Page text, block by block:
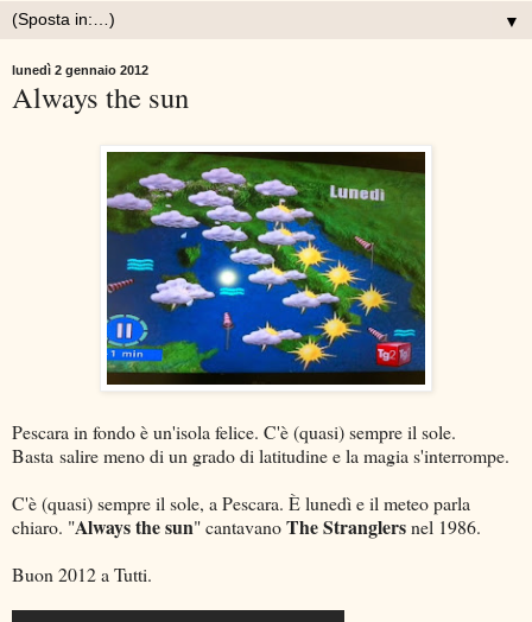
▼
lunedì 2 gennaio 2012
Always the sun
Pescara in fondo è un'isola felice. C'è (quasi) sempre il sole.
Basta salire meno di un grado di latitudine e la magia s'interrompe.
C'è (quasi) sempre il sole, a Pescara. È lunedì e il meteo parla
chiaro. "Always the sun" cantavanoThe Stranglersnel 1986.
Buon 2012 a Tutti.